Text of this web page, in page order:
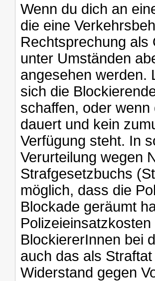
Wenn du dich an
die eine
Rechtsprechung als
unter Umständen
angesehen werden.
sich die
schaffen, oder
dauert und kein
Verfügung steht. In
Verurteilung wegen
Strafgesetzbuchs
möglich, dass die
Blockade geräumt
BlockiererInnen bei
auch das als
Widerstand gegen